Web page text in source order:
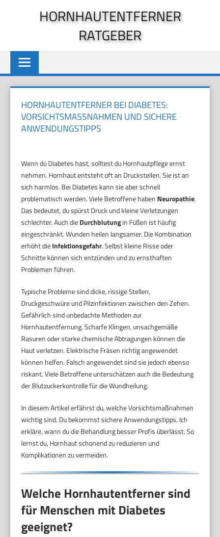
HORNHAUTENTFERNER
RATGEBER
HORNHAUTENTFERNER BEI DIABETES:
VORSICHTSMASSNAHMEN UND SICHERE A
NWENDUNGSTIPPS
Wenn du Diabetes hast, solltest du Hornhautpflege ernst
nehmen. Hornhaut entsteht oft an Druckstellen. Sie ist an
sich harmlos. Bei Diabetes kann sie aber schnell
problematisch werden. Viele Betroffene haben Neuropathie.
Das bedeutet, du spürst Druck und kleine Verletzungen
schlechter. Auch dieDurchblutungin Füßen ist häufig
eingeschränkt. Wunden heilen langsamer. Die Kombination
erhöht dieInfektionsgefahr. Selbst kleine Risse oder
Schnitte können sich entzünden und zu ernsthaften
Problemen führen.
Typische Probleme sind dicke, rissige Stellen,
Druckgeschwüre und Pilzinfektionen zwischen den Zehen.
Gefährlich sind unbedachte Methoden zur
Hornhautentfernung. Scharfe Klingen, unsachgemäße
Rasuren oder starke chemische Abtragungen können die
Haut verletzen. Elektrische Fräsen richtig angewendet
können helfen. Falsch angewendet sind sie jedoch ebenso
riskant. Viele Betroffene unterschätzen auch die Bedeutung
der Blutzuckerkontrolle für die Wundheilung.
In diesem Artikel erfährst du, welche Vorsichtsmaßnahmen
wichtig sind. Du bekommst sichere Anwendungstipps. Ich
erkläre, wann du die Behandlung besser Profis überlässt. So
lernst du, Hornhaut schonend zu reduzieren und
Komplikationen zu vermeiden.
Welche Hornhautentferner sind
für Menschen mit Diabetes
geeignet?